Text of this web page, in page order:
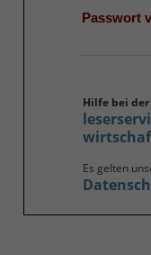
Passwort
Hilfe bei
Es gelten